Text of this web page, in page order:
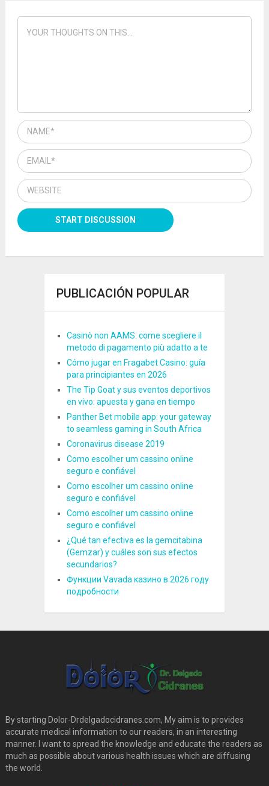
PUBLICACIÓN POPULAR
Casinò non AAMS: come scegliere il
metodo di pagamento più adatto a te
Cómo jugar en Fragabet Casino: guía
para principiantes en 2026
The Tip Goat y sus eventos deportivos
en vivo: apuesta y gana en tiempo
Panther Bet mobile app: your gateway
to seamless gaming in South Africa
Coronavirus disease 2019
Como escolher um cassino online
seguro e confiável
Como escolher um cassino online
seguro e confiável
Como escolher um cassino online
seguro e confiável
¿Qué tan efectiva es la gemcitabina
(Gemzar) y cuáles son sus efectos
secundarios?
Функции Vavada казино в 2026 году
подробности
By starting Dolor-Drdelgadocidranes.com, My aim is to provides
accurate medical information to our readers, in an interesting
manner. I want to spread the knowledge and educate the readers as
much as possible about various health issues which are diffusing
the world.